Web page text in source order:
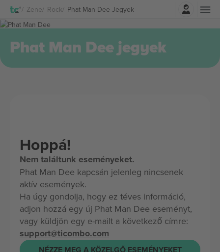
Zene Rock Phat Man Dee JegyekBelépés
Phat Man Dee jegyek
Hoppá!
Nem találtunk eseményeket.
Phat Man Dee kapcsán jelenleg nincsenek
aktív események.
Ha úgy gondolja, hogy ez téves információ,
adjon hozzá egy új Phat Man Dee eseményt,
vagy küldjön egy e-mailt a következő címre:
support@ticombo.com
NÉZZE MEG A KÖZELGŐ ESEMÉNYEKET